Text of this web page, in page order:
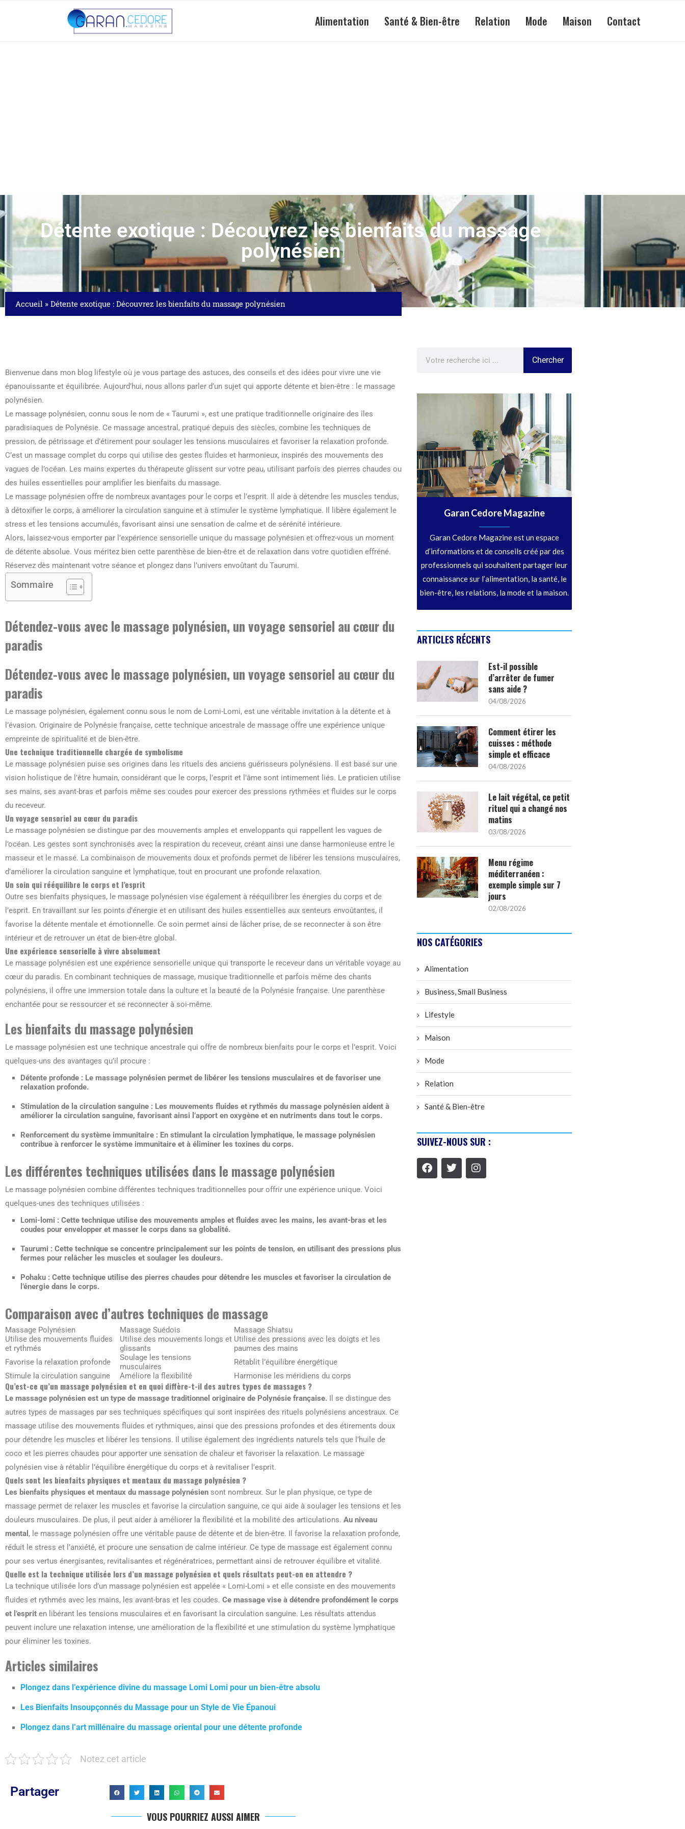
Alimentation Santé & Bien-être Relation Mode Maison Contact
Détente exotique : Découvrez les bienfaits du massage
polynésien
Accueil » Détente exotique : Découvrez les bienfaits du massage polynésien
Bienvenue dans mon blog lifestyle où je vous partage des astuces, des conseils et des idées pour vivre une vie
épanouissante et équilibrée. Aujourd’hui, nous allons parler d’un sujet qui apporte détente et bien-être : le massage
polynésien.
Le massage polynésien, connu sous le nom de « Taurumi », est une pratique traditionnelle originaire des îles
paradisiaques de Polynésie. Ce massage ancestral, pratiqué depuis des siècles, combine les techniques de
pression, de pétrissage et d’étirement pour soulager les tensions musculaires et favoriser la relaxation profonde.
C’est un massage complet du corps qui utilise des gestes fluides et harmonieux, inspirés des mouvements des
vagues de l’océan. Les mains expertes du thérapeute glissent sur votre peau, utilisant parfois des pierres chaudes ou
des huiles essentielles pour amplifier les bienfaits du massage.
Le massage polynésien offre de nombreux avantages pour le corps et l’esprit. Il aide à détendre les muscles tendus,
à détoxifier le corps, à améliorer la circulation sanguine et à stimuler le système lymphatique. Il libère également le
stress et les tensions accumulés, favorisant ainsi une sensation de calme et de sérénité intérieure.
Alors, laissez-vous emporter par l’expérience sensorielle unique du massage polynésien et offrez-vous un moment
de détente absolue. Vous méritez bien cette parenthèse de bien-être et de relaxation dans votre quotidien effréné.
Réservez dès maintenant votre séance et plongez dans l’univers envoûtant du Taurumi.
Sommaire
Détendez-vous avec le massage polynésien, un voyage sensoriel au cœur du
paradis
Détendez-vous avec le massage polynésien, un voyage sensoriel au cœur du
paradis
Le massage polynésien, également connu sous le nom de Lomi-Lomi, est une véritable invitation à la détente et à
l’évasion. Originaire de Polynésie française, cette technique ancestrale de massage offre une expérience unique
empreinte de spiritualité et de bien-être.
Une technique traditionnelle chargée de symbolisme
Le massage polynésien puise ses origines dans les rituels des anciens guérisseurs polynésiens. Il est basé sur une
vision holistique de l’être humain, considérant que le corps, l’esprit et l’âme sont intimement liés. Le praticien utilise
ses mains, ses avant-bras et parfois même ses coudes pour exercer des pressions rythmées et fluides sur le corps
du receveur.
Un voyage sensoriel au cœur du paradis
Le massage polynésien se distingue par des mouvements amples et enveloppants qui rappellent les vagues de
l’océan. Les gestes sont synchronisés avec la respiration du receveur, créant ainsi une danse harmonieuse entre le
masseur et le massé. La combinaison de mouvements doux et profonds permet de libérer les tensions musculaires,
d’améliorer la circulation sanguine et lymphatique, tout en procurant une profonde relaxation.
Un soin qui rééquilibre le corps et l’esprit
Outre ses bienfaits physiques, le massage polynésien vise également à rééquilibrer les énergies du corps et de
l’esprit. En travaillant sur les points d’énergie et en utilisant des huiles essentielles aux senteurs envoûtantes, il
favorise la détente mentale et émotionnelle. Ce soin permet ainsi de lâcher prise, de se reconnecter à son être
intérieur et de retrouver un état de bien-être global.
Une expérience sensorielle à vivre absolument
Le massage polynésien est une expérience sensorielle unique qui transporte le receveur dans un véritable voyage au
cœur du paradis. En combinant techniques de massage, musique traditionnelle et parfois même des chants
polynésiens, il offre une immersion totale dans la culture et la beauté de la Polynésie française. Une parenthèse
enchantée pour se ressourcer et se reconnecter à soi-même.
Les bienfaits du massage polynésien
Le massage polynésien est une technique ancestrale qui offre de nombreux bienfaits pour le corps et l’esprit. Voici
quelques-uns des avantages qu’il procure :
Détente profonde : Le massage polynésien permet de libérer les tensions musculaires et de favoriser une
relaxation profonde.
Stimulation de la circulation sanguine : Les mouvements fluides et rythmés du massage polynésien aident à
améliorer la circulation sanguine, favorisant ainsi l’apport en oxygène et en nutriments dans tout le corps.
Renforcement du système immunitaire : En stimulant la circulation lymphatique, le massage polynésien
contribue à renforcer le système immunitaire et à éliminer les toxines du corps.
Les différentes techniques utilisées dans le massage polynésien
Le massage polynésien combine différentes techniques traditionnelles pour offrir une expérience unique. Voici
quelques-unes des techniques utilisées :
Lomi-lomi : Cette technique utilise des mouvements amples et fluides avec les mains, les avant-bras et les
coudes pour envelopper et masser le corps dans sa globalité.
Taurumi : Cette technique se concentre principalement sur les points de tension, en utilisant des pressions plus
fermes pour relâcher les muscles et soulager les douleurs.
Pohaku : Cette technique utilise des pierres chaudes pour détendre les muscles et favoriser la circulation de
l’énergie dans le corps.
Comparaison avec d’autres techniques de massage
Massage Polynésien Massage Suédois
Massage Shiatsu
Utilise des mouvements fluides
et rythmés
Utilise des mouvements longs et
glissants
Utilise des pressions avec les doigts et les
paumes des mains
Favorise la relaxation profonde
Soulage les tensions
musculaires
Rétablit l’équilibre énergétique
Stimule la circulation sanguine
Améliore la flexibilité Harmonise les méridiens du corps
Qu’est-ce qu’un massage polynésien et en quoi diffère-t-il des autres types de massages ?
Le massage polynésien est un type de massage traditionnel originaire de Polynésie française. Il se distingue des
autres types de massages par ses techniques spécifiques qui sont inspirées des rituels polynésiens ancestraux. Ce
massage utilise des mouvements fluides et rythmiques, ainsi que des pressions profondes et des étirements doux
pour détendre les muscles et libérer les tensions. Il utilise également des ingrédients naturels tels que l’huile de
coco et les pierres chaudes pour apporter une sensation de chaleur et favoriser la relaxation. Le massage
polynésien vise à rétablir l’équilibre énergétique du corps et à revitaliser l’esprit.
Quels sont les bienfaits physiques et mentaux du massage polynésien ?
Les bienfaits physiques et mentaux du massage polynésien sont nombreux. Sur le plan physique, ce type de
massage permet de relaxer les muscles et favorise la circulation sanguine, ce qui aide à soulager les tensions et les
douleurs musculaires. De plus, il peut aider à améliorer la flexibilité et la mobilité des articulations. Au niveau
mental , le massage polynésien offre une véritable pause de détente et de bien-être. Il favorise la relaxation profonde,
réduit le stress et l’anxiété, et procure une sensation de calme intérieur. Ce type de massage est également connu
pour ses vertus énergisantes, revitalisantes et régénératrices, permettant ainsi de retrouver équilibre et vitalité.
Quelle est la technique utilisée lors d’un massage polynésien et quels résultats peut-on en attendre ?
La technique utilisée lors d’un massage polynésien est appelée « Lomi-Lomi » et elle consiste en des mouvements
fluides et rythmés avec les mains, les avant-bras et les coudes. Ce massage vise à détendre profondément le corps
et l’esprit en libérant les tensions musculaires et en favorisant la circulation sanguine. Les résultats attendus
peuvent inclure une relaxation intense, une amélioration de la flexibilité et une stimulation du système lymphatique
pour éliminer les toxines.
Articles similaires
Plongez dans l’expérience divine du massage Lomi Lomi pour un bien-être absolu
Les Bienfaits Insoupçonnés du Massage pour un Style de Vie Épanoui
Plongez dans l’art millénaire du massage oriental pour une détente profonde
Notez cet article
Partager
VOUS POURRIEZ AUSSI AIMER
Chercher
Garan Cedore Magazine
Garan Cedore Magazine est un espace
d’informations et de conseils créé par des
professionnels qui souhaitent partager leur
connaissance sur l’alimentation, la santé, le
bien-être, les relations, la mode et la maison.
ARTICLES RÉCENTS
Est-il possible
d’arrêter de fumer
sans aide ?
04/08/2026
Comment étirer les
cuisses : méthode
simple et efficace
04/08/2026
Le lait végétal, ce petit
rituel qui a changé nos
matins
03/08/2026
Menu régime
méditerranéen :
exemple simple sur 7
jours
02/08/2026
NOS CATÉGORIES
Alimentation
Business, Small Business
Lifestyle
Maison
Mode
Relation
Santé & Bien-être
SUIVEZ-NOUS SUR :